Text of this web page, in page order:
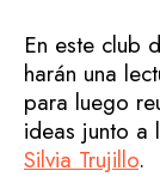
En este club
harán una
para luego
ideas junto a
Silvia Trujillo.